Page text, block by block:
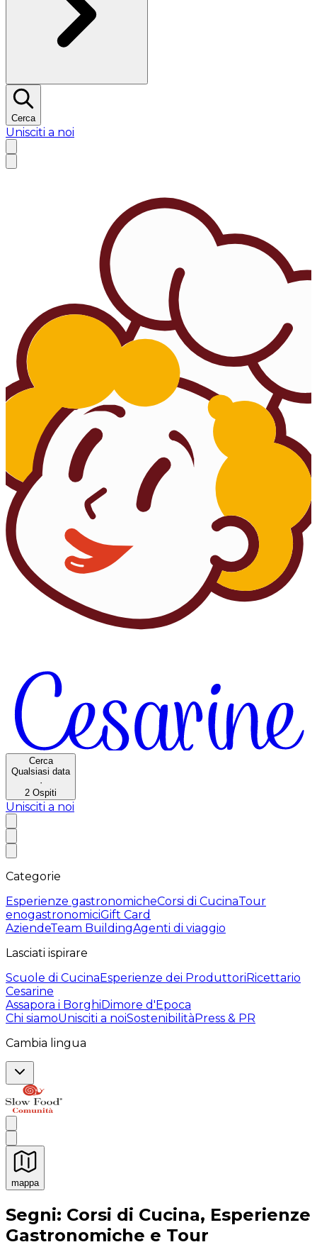
Cerca
Unisciti a noi
Cerca
Qualsiasi data
·
2 Ospiti
Unisciti a noi
Categorie
Esperienze gastronomicheCorsi di CucinaTour
enogastronomiciGift Card
AziendeTeam BuildingAgenti di viaggio
Lasciati ispirare
Scuole di CucinaEsperienze dei ProduttoriRicettario
Cesarine
Assapora i BorghiDimore d'Epoca
Chi siamoUnisciti a noiSostenibilitàPress & PR
Cambia lingua
mappa
Esperienze culinarie indimenticabili: Esperienze
Segni: Corsi di Cucina, Esperienze
Gastronomiche e Tour